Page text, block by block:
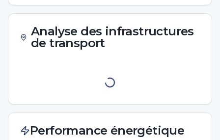
Analyse des infrastructures
de transport
Performance énergétique